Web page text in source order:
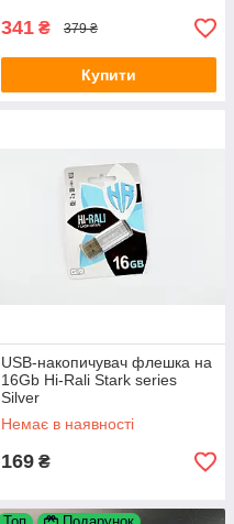
341 ₴ 379 ₴
Купити
USB-накопичувач флешка на
16Gb Hi-Rali Stark series
Silver
Немає в наявності
169 ₴